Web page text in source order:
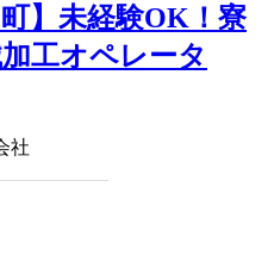
】未経験OK！寮
工オペレータ
社